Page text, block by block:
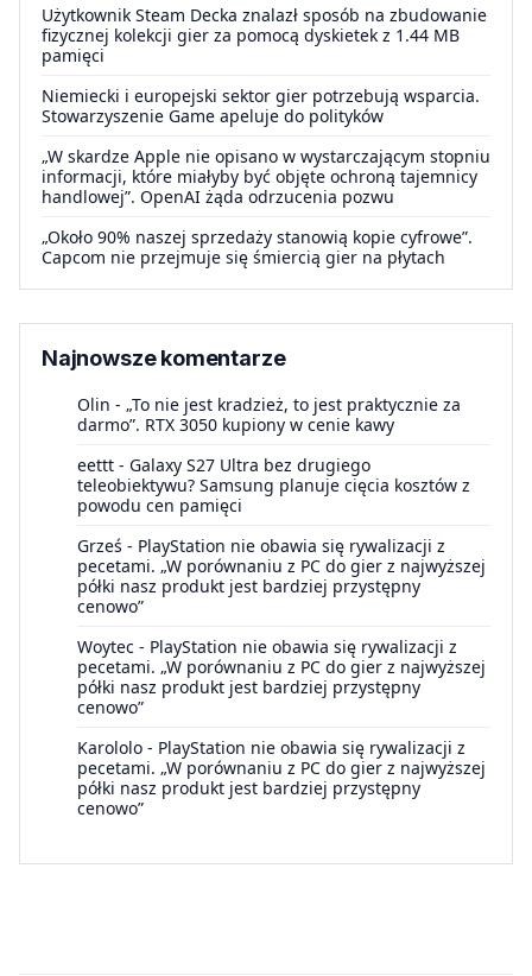
Użytkownik Steam Decka znalazł sposób na zbudowanie
fizycznej kolekcji gier za pomocą dyskietek z 1.44 MB
pamięci
Niemiecki i europejski sektor gier potrzebują wsparcia.
Stowarzyszenie Game apeluje do polityków
„W skardze Apple nie opisano w wystarczającym stopniu
informacji, które miałyby być objęte ochroną tajemnicy
handlowej”. OpenAI żąda odrzucenia pozwu
„Około 90% naszej sprzedaży stanowią kopie cyfrowe”.
Capcom nie przejmuje się śmiercią gier na płytach
Najnowsze komentarze
Olin - „To nie jest kradzież, to jest praktycznie za
darmo”. RTX 3050 kupiony w cenie kawy
eettt - Galaxy S27 Ultra bez drugiego
teleobiektywu? Samsung planuje cięcia kosztów z
powodu cen pamięci
Grześ - PlayStation nie obawia się rywalizacji z
pecetami. „W porównaniu z PC do gier z najwyższej
półki nasz produkt jest bardziej przystępny
cenowo”
Woytec - PlayStation nie obawia się rywalizacji z
pecetami. „W porównaniu z PC do gier z najwyższej
półki nasz produkt jest bardziej przystępny
cenowo”
Karololo - PlayStation nie obawia się rywalizacji z
pecetami. „W porównaniu z PC do gier z najwyższej
półki nasz produkt jest bardziej przystępny
cenowo”